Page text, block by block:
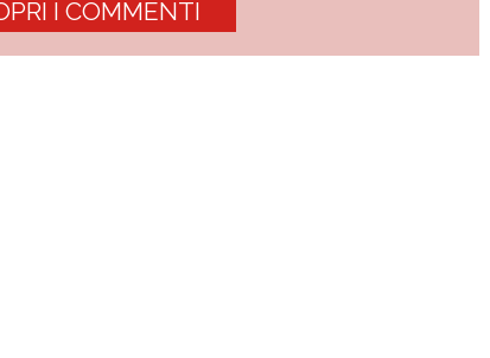
I COMMENTI